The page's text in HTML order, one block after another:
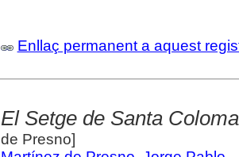
Enllaç permanent a aquest
El Setge de Santa
de Presno]